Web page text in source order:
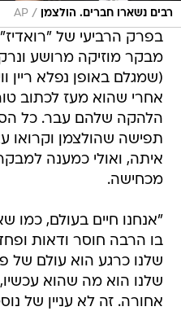
רבים נשארו חברים. הולצמן /
AP
בפרק הרביעי של
מבקר מוזיקה מרושע
(שמגלם באופן נפלא ריין
אחרי שהוא מעז לכתוב
הלהקה שלהם עבר. כל
תפישה שהולצמן וקרואו
איתה, ואולי כמענה
מכחישה.
"אנחנו חיים בעולם, כמו
בו הרבה חוסר ודאות
שלנו כרגע הוא עולם של
שלנו הוא מה שהוא
אחורה. זה לא עניין של